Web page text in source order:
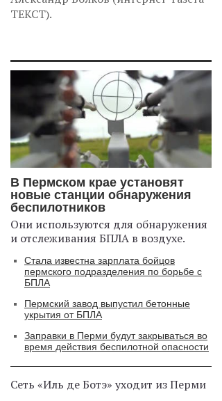
ТЕКСТ).
В Пермском крае установят
новые станции обнаружения
беспилотников
Они используются для обнаружения
и отслеживания БПЛА в воздухе.
Стала известна зарплата бойцов
пермского подразделения по борьбе с
БПЛА
Пермский завод выпустил бетонные
укрытия от БПЛА
Заправки в Перми будут закрываться во
время действия беспилотной опасности
Сеть «Иль де Ботэ» уходит из Перми